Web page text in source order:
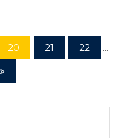
20 21 22 ...